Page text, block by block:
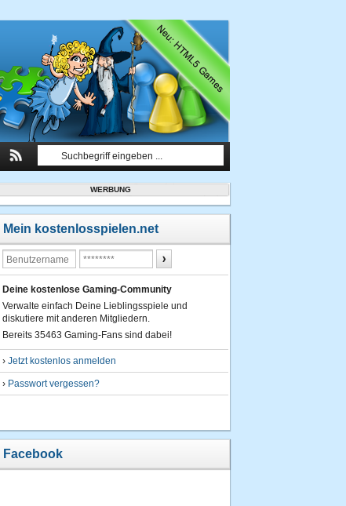
WERBUNG
Mein kostenlosspielen.net
Deine kostenlose Gaming-Community
Verwalte einfach Deine Lieblingsspiele und
diskutiere mit anderen Mitgliedern.
Bereits 35463 Gaming-Fans sind dabei!
› Jetzt kostenlos anmelden
› Passwort vergessen?
Facebook